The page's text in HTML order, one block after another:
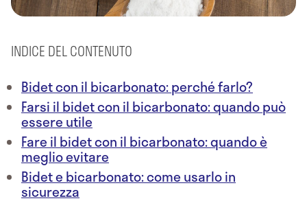
INDICE DEL CONTENUTO
Bidet con il bicarbonato: perché farlo?
Farsi il bidet con il bicarbonato: quando può
essere utile
Fare il bidet con il bicarbonato: quando è
meglio evitare
Bidet e bicarbonato: come usarlo in
sicurezza